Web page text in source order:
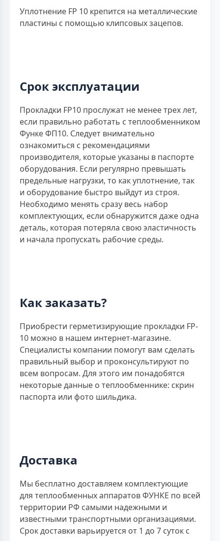
Уплотнение FP 10 крепится на металлические
пластины с помощью клипсовых зацепов.
Срок эксплуатации
Прокладки FP10 прослужат не менее трех лет,
если правильно работать с теплообменником
Функе ФП10. Следует внимательно
ознакомиться с рекомендациями
производителя, которые указаны в паспорте
оборудования. Если регулярно превышать
предельные нагрузки, то как уплотнение, так
и оборудование быстро выйдут из строя.
Необходимо менять сразу весь набор
комплектующих, если обнаружится даже одна
деталь, которая потеряла свою эластичность
и начала пропускать рабочие среды.
Как заказать?
Приобрести герметизирующие прокладки FP-
10 можно в нашем интернет-магазине.
Специалисты компании помогут вам сделать
правильный выбор и проконсультируют по
всем вопросам. Для этого им понадобятся
некоторые данные о теплообменнике: скрин
паспорта или фото шильдика.
Доставка
Мы бесплатно доставляем комплектующие
для теплообменных аппаратов ФУНКЕ по всей
территории РФ самыми надежными и
известными транспортными организациями.
Срок доставки варьируется от 1 до 7 суток с